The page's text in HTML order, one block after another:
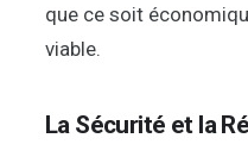
que ce soit
viable.
La Sécurité et la